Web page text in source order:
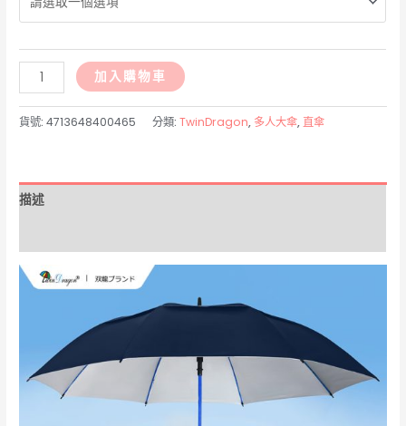
A0046-
30
x
輕
雙
通
風
加入購物車
貨號:4713648400465 分類:TwinDragon, 多人大傘, 直傘
描述